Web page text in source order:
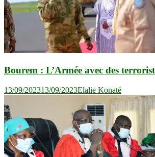
Bourem : L’Armée avec des
13/09/202313/09/2023Elalie Konaté